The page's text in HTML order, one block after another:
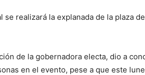
se realizará la explanada de la plaza
de la gobernadora electa, dio a
en el evento, pese a que este